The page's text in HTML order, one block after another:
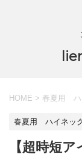
HOME > 春夏用 ハ
春夏用 ハイネッ
【超時短